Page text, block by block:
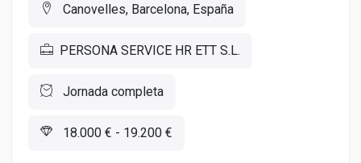
Canovelles, Barcelona, España
PERSONA SERVICE HR ETT S.L.
Jornada completa
18.000 € - 19.200 €